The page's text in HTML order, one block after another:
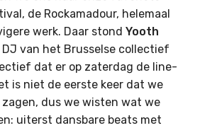
de Rockamadour, helemaal
werk. Daar stond Yooth
DJ van het Brusselse collectief
dat er op zaterdag de line-
is niet de eerste keer dat we
dus we wisten wat we
uiterst dansbare beats met